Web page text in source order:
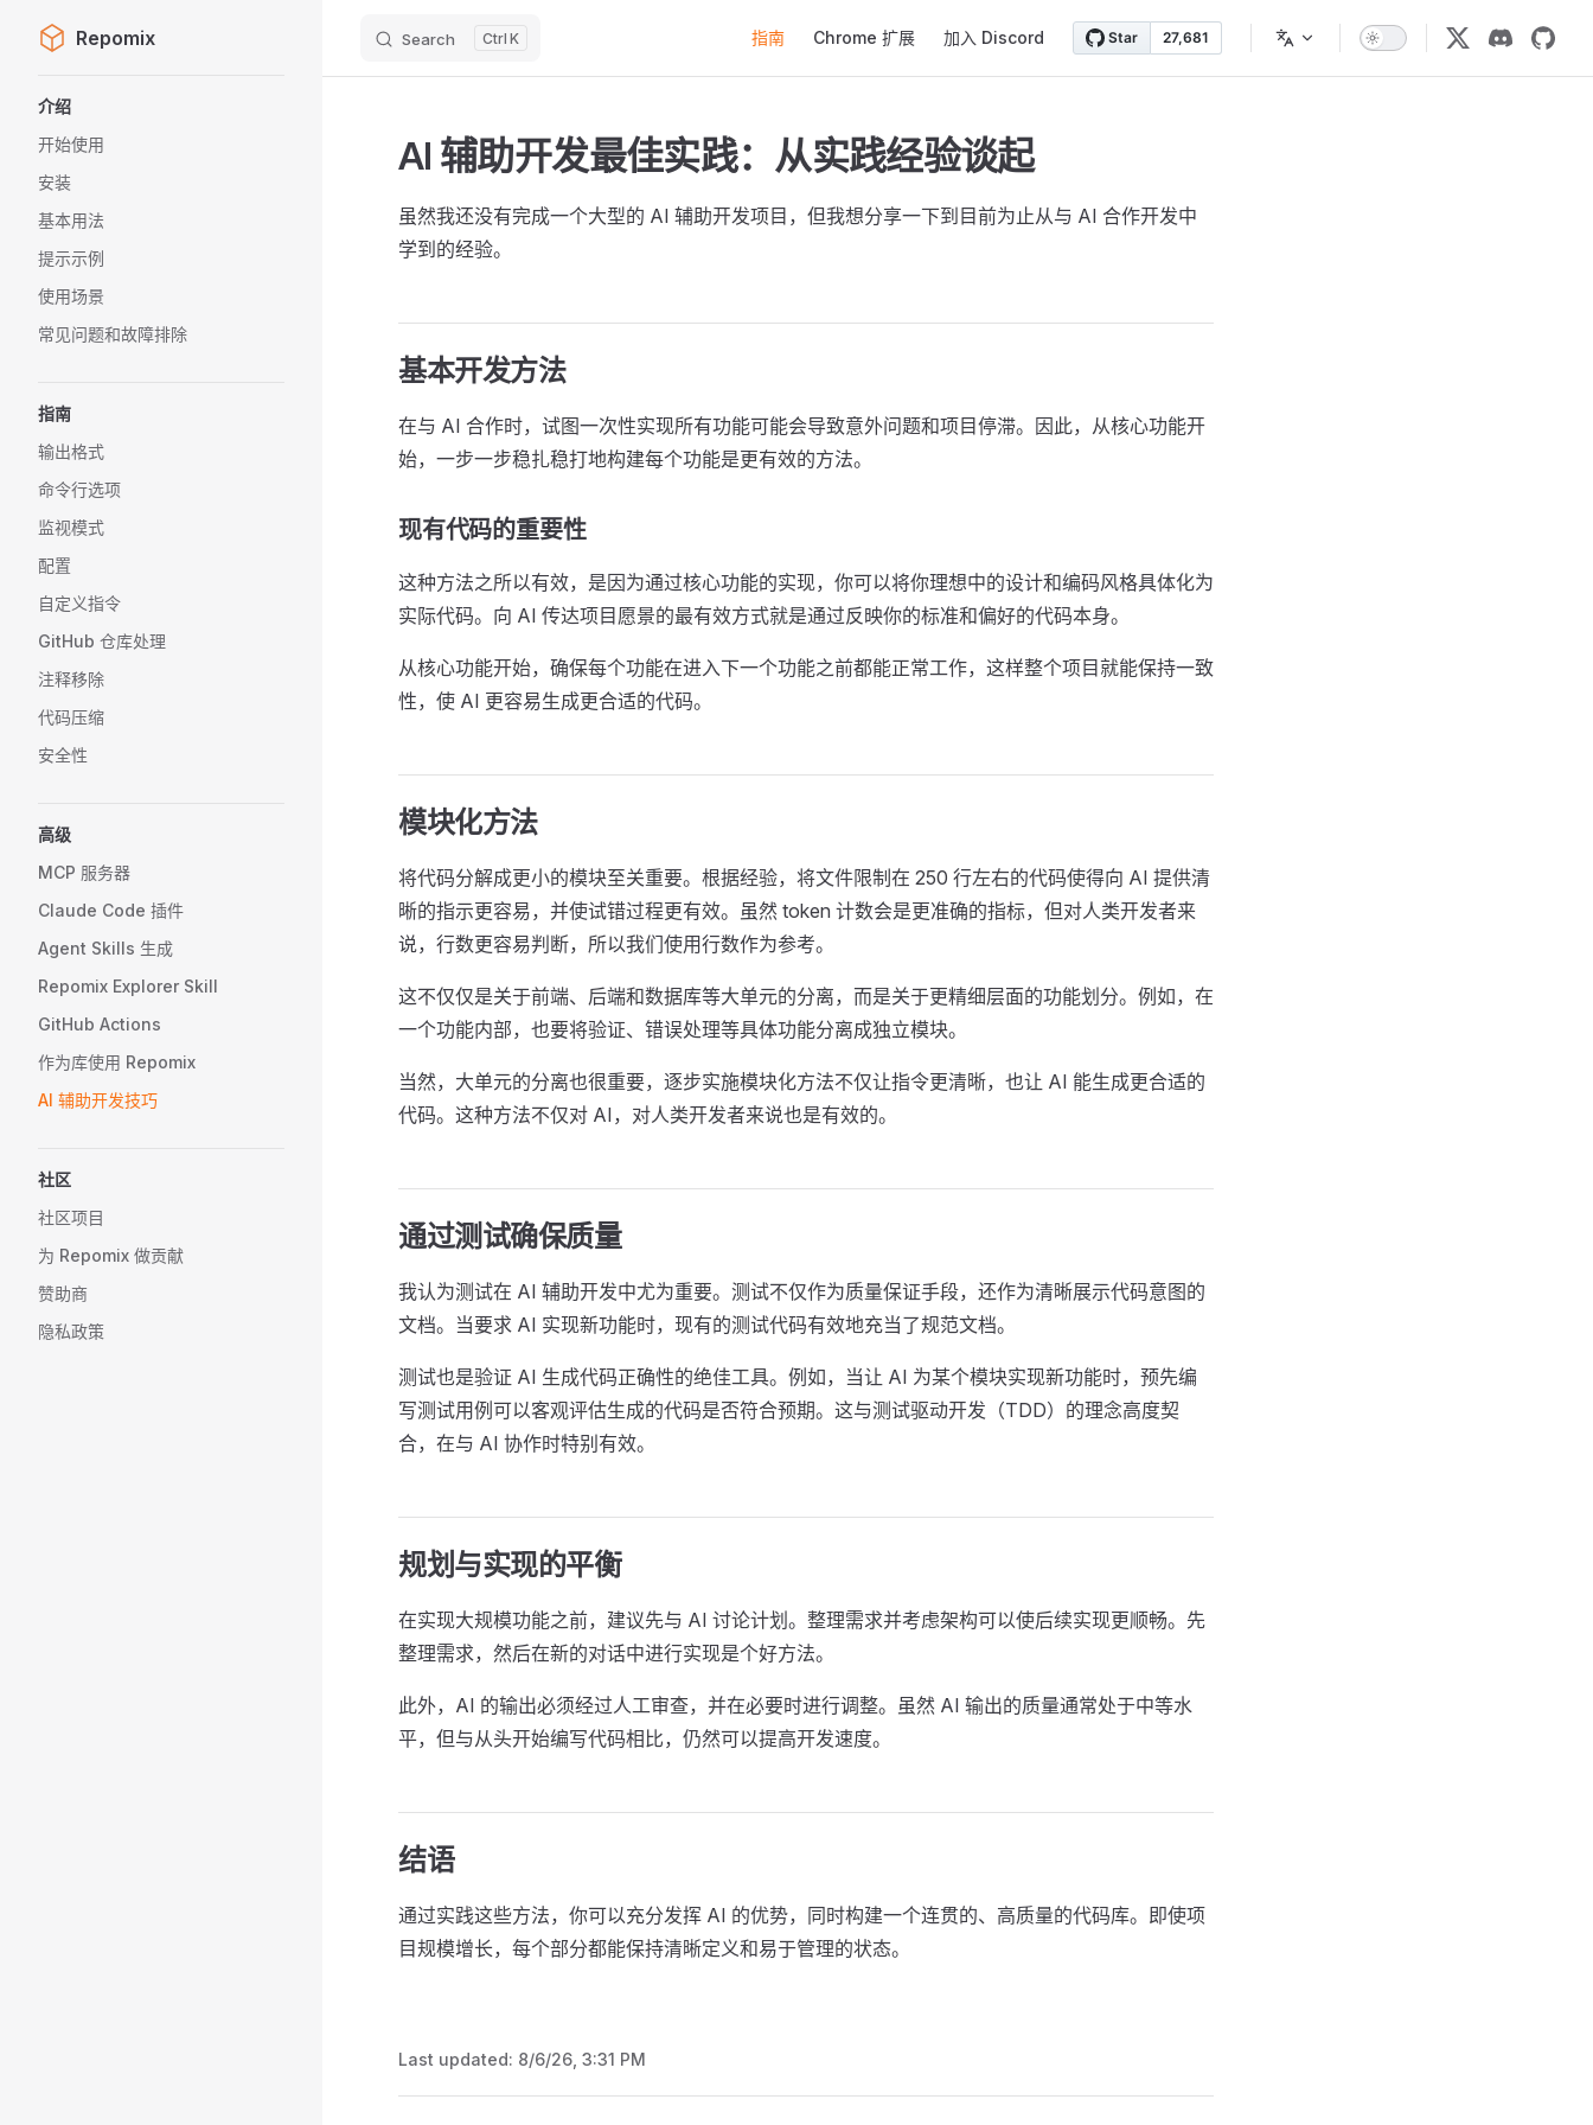
Skip to content
Repomix Search K 指南 Chrome 扩展 加入 Discord
介绍
开始使用
安装
基本用法
提示示例
使用场景
常见问题和故障排除
指南
输出格式
命令行选项
监视模式
配置
自定义指令
GitHub 仓库处理
注释移除
代码压缩
安全性
高级
MCP 服务器
Claude Code 插件
Agent Skills 生成
Repomix Explorer Skill
GitHub Actions
作为库使用 Repomix
AI 辅助开发技巧
社区
社区项目
为 Repomix 做贡献
赞助商
隐私政策
AI 辅助开发最佳实践：从实践经验谈起
虽然我还没有完成一个大型的 AI 辅助开发项目，但我想分享一下到目前为止从与 AI 合作开发中
学到的经验。
基本开发方法
在与 AI 合作时，试图一次性实现所有功能可能会导致意外问题和项目停滞。因此，从核心功能开
始，一步一步稳扎稳打地构建每个功能是更有效的方法。
现有代码的重要性
这种方法之所以有效，是因为通过核心功能的实现，你可以将你理想中的设计和编码风格具体化为
实际代码。向 AI 传达项目愿景的最有效方式就是通过反映你的标准和偏好的代码本身。
从核心功能开始，确保每个功能在进入下一个功能之前都能正常工作，这样整个项目就能保持一致
性，使 AI 更容易生成更合适的代码。
模块化方法
将代码分解成更小的模块至关重要。根据经验，将文件限制在 250 行左右的代码使得向 AI 提供清
晰的指示更容易，并使试错过程更有效。虽然 token 计数会是更准确的指标，但对人类开发者来
说，行数更容易判断，所以我们使用行数作为参考。
这不仅仅是关于前端、后端和数据库等大单元的分离，而是关于更精细层面的功能划分。例如，在
一个功能内部，也要将验证、错误处理等具体功能分离成独立模块。
当然，大单元的分离也很重要，逐步实施模块化方法不仅让指令更清晰，也让 AI 能生成更合适的
代码。这种方法不仅对 AI，对人类开发者来说也是有效的。
通过测试确保质量
我认为测试在 AI 辅助开发中尤为重要。测试不仅作为质量保证手段，还作为清晰展示代码意图的
文档。当要求 AI 实现新功能时，现有的测试代码有效地充当了规范文档。
测试也是验证 AI 生成代码正确性的绝佳工具。例如，当让 AI 为某个模块实现新功能时，预先编
写测试用例可以客观评估生成的代码是否符合预期。这与测试驱动开发（TDD）的理念高度契
合，在与 AI 协作时特别有效。
规划与实现的平衡
在实现大规模功能之前，建议先与 AI 讨论计划。整理需求并考虑架构可以使后续实现更顺畅。先
整理需求，然后在新的对话中进行实现是个好方法。
此外，AI 的输出必须经过人工审查，并在必要时进行调整。虽然 AI 输出的质量通常处于中等水
平，但与从头开始编写代码相比，仍然可以提高开发速度。
结语
通过实践这些方法，你可以充分发挥 AI 的优势，同时构建一个连贯的、高质量的代码库。即使项
目规模增长，每个部分都能保持清晰定义和易于管理的状态。
Last updated: 8/6/26, 3:31 PM